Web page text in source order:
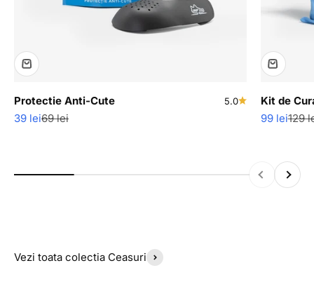
Protectie Anti-Cute 5.0
Pret redus
39 leiPret normal
69 lei
Kit de
Pret redus
99 leiPret
129
InapoiInainte
Vezi toata colectia Ceasuri